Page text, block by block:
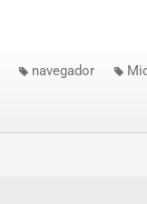
navegador